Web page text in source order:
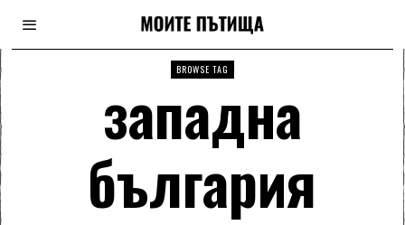
BROWSE TAG
западна
българия